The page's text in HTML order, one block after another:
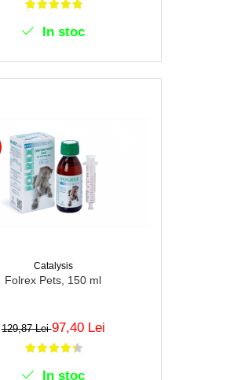
In stoc
Catalysis
Folrex Pets, 150 ml
129,87 Lei97,40 Lei
In stoc